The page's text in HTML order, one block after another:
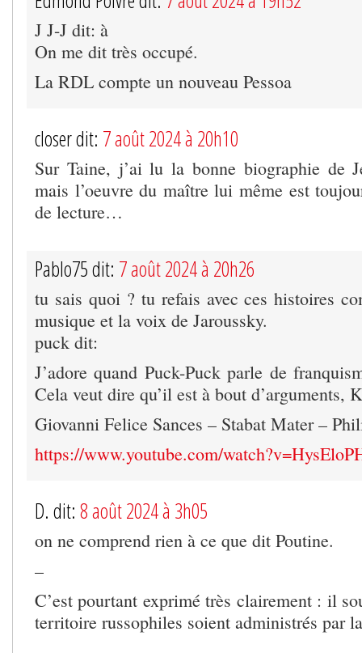
J J-J dit: à
On me dit très occupé.
La RDL compte un nouveau Pessoa
closer dit: 7 août 2024 à 20h10
Sur Taine, j’ai lu la bonne biographie de
mais l’oeuvre du maître lui même est
de lecture…
Pablo75 dit: 7 août 2024 à 20h26
tu sais quoi ? tu refais avec ces histoires
musique et la voix de Jaroussky.
puck dit:
J’adore quand Puck-Puck parle de
Cela veut dire qu’il est à bout d’arguments,
Giovanni Felice Sances – Stabat Mater –
https://www.youtube.com/
D. dit: 8 août 2024 à 3h05
on ne comprend rien à ce que dit Poutine.
–
C’est pourtant exprimé très clairement : il
territoire russophiles soient administrés par